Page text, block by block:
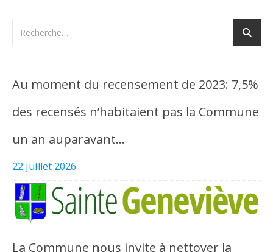
Au moment du recensement de 2023: 7,5%
des recensés n’habitaient pas la Commune
un an auparavant…
22 juillet 2026
La Commune nous invite à nettoyer la